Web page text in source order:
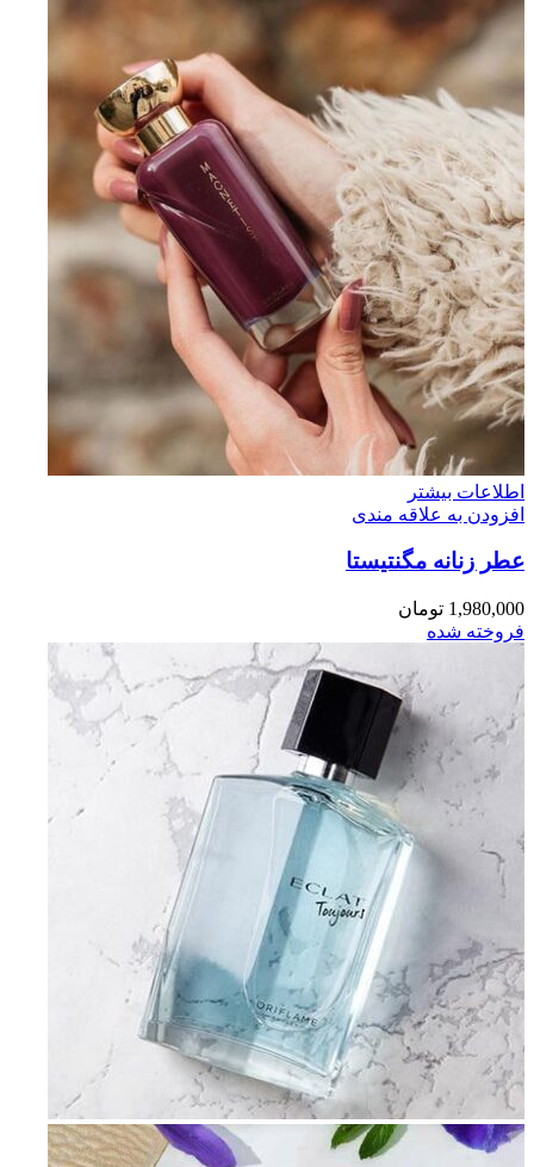
اطلاعات بیشتر
افزودن به علاقه مندی
عطر زنانه مگنتيستا
1,980,000 تومان
فروخته شده